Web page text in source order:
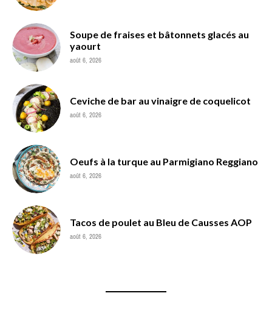
Soupe de fraises et bâtonnets glacés au
yaourt
août 6, 2026
Ceviche de bar au vinaigre de coquelicot
août 6, 2026
Oeufs à la turque au Parmigiano Reggiano
août 6, 2026
Tacos de poulet au Bleu de Causses AOP
août 6, 2026